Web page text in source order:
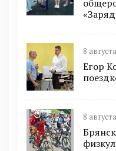
8
Егор
8